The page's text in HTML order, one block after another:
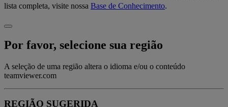
lista completa, visite nossa Base de Conhecimento.
Por favor, selecione sua região
A seleção de uma região altera o idioma e/ou o conteúdo
teamviewer.com
REGIÃO SUGERIDA